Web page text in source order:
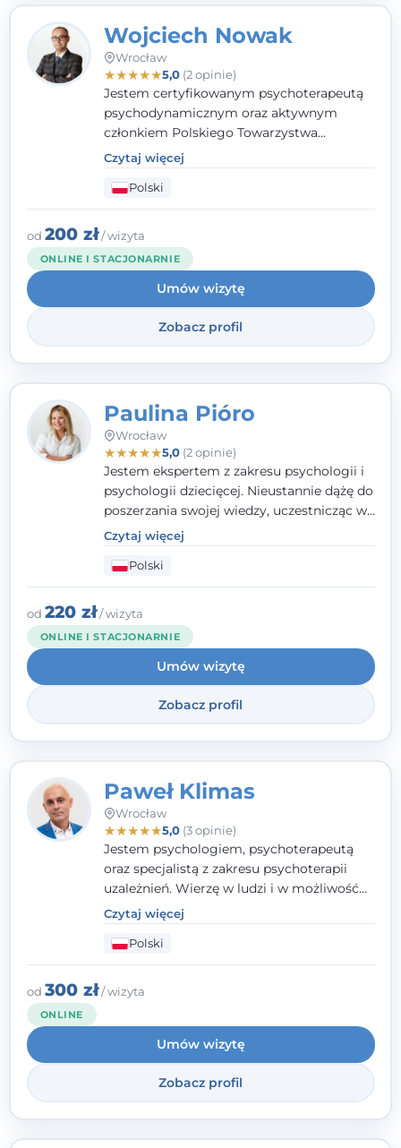
Wojciech Nowak
Wrocław
★★★★★5,0(2 opinie)
Jestem certyfikowanym psychoterapeutą
psychodynamicznym oraz aktywnym
członkiem Polskiego Towarzystwa
Psychoterapii Psychodynamicznej. W
mojej pracy zawodowej kładę duży nacisk
na uważne słuchanie Pacjenta. Interesuje
mnie szczególnie psychoterapia zaburzeń
osobowości, zaburzeń nerwicowych i
lękowych, a także zagadnienia związane z
małżeństwem i rodziną, w tym problemy w
relacjach rodzinnych. Nie specjalizuję się w
uzależnieniach.
Czytaj więcej
Polski
od 200 zł/ wizyta
ONLINE I STACJONARNIE
Umów wizytę
Zobacz profil
Paulina Pióro
Wrocław
★★★★★5,0(2 opinie)
Jestem ekspertem z zakresu psychologii i
psychologii dziecięcej. Nieustannie dążę do
poszerzania swojej wiedzy, uczestnicząc w
różnorodnych szkoleniach. Pracując z
dziećmi, młodzieżą i młodymi dorosłymi
niezwykle ważne jest dla mnie poczucie
bezpieczeństwa, zrozumienia oraz wolności
w wyrażaniu swojego zdania. Kieruję się
etyką zawodową, wierząc, że każdy
człowiek powinien otrzymać wsparcie i
pomoc, by poradzić sobie ze swoimi
problemami.
Czytaj więcej
Polski
od 220 zł/ wizyta
ONLINE I STACJONARNIE
Umów wizytę
Zobacz profil
Paweł Klimas
Wrocław
★★★★★5,0(3 opinie)
Jestem psychologiem, psychoterapeutą
oraz specjalistą z zakresu psychoterapii
uzależnień. Wierzę w ludzi i w możliwość
wprowadzenia zmian w ich życiu. Bardzo
często przekonuje się o tym, że każdy z nas,
w tym Ty i ja, ma wpływ na swoje
szczęście. Należy uwierzyć w siebie i działać
w obranym kierunku.
Czytaj więcej
Polski
od 300 zł/ wizyta
ONLINE
Umów wizytę
Zobacz profil